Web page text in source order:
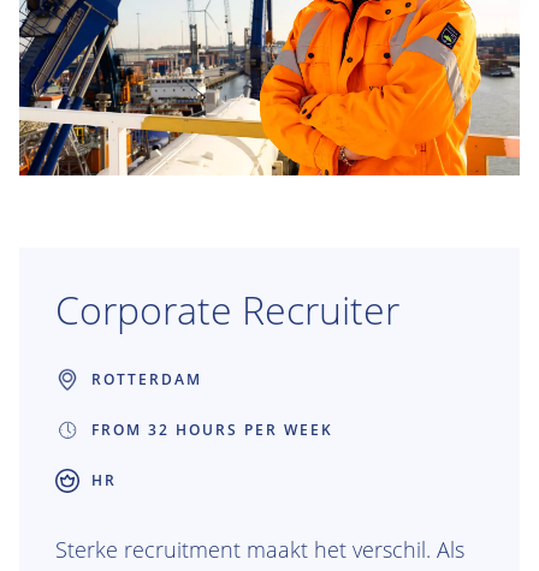
Corporate Recruiter
ROTTERDAM
FROM 32 HOURS PER WEEK
HR
Sterke recruitment maakt het verschil. Als